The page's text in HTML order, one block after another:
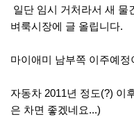
본문
일단 임시 거처라서 새 물
벼룩시장에 글 올립니다.
마이애미 남부쪽 이주예
자동차 2011년 정도(?) 이
은 차면 좋겠네요...)